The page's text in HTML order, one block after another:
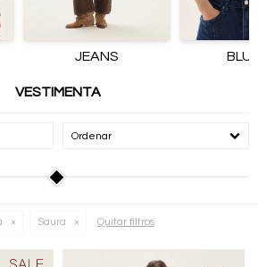
JEANS
VESTIMENTA
Recomendados
Saura Quitar filtros